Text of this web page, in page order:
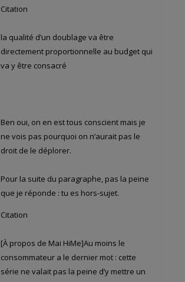
Citation
la qualité d’un doublage va être
directement proportionnelle au budget qui
va y être consacré
Ben oui, on en est tous conscient mais je
ne vois pas pourquoi on n’aurait pas le
droit de le déplorer.
Pour la suite du paragraphe, pas la peine
que je réponde : tu es hors-sujet.
Citation
[À propos de Mai HiMe]Au moins le
consommateur a le dernier mot : cette
série ne valait pas la peine d’y mettre un